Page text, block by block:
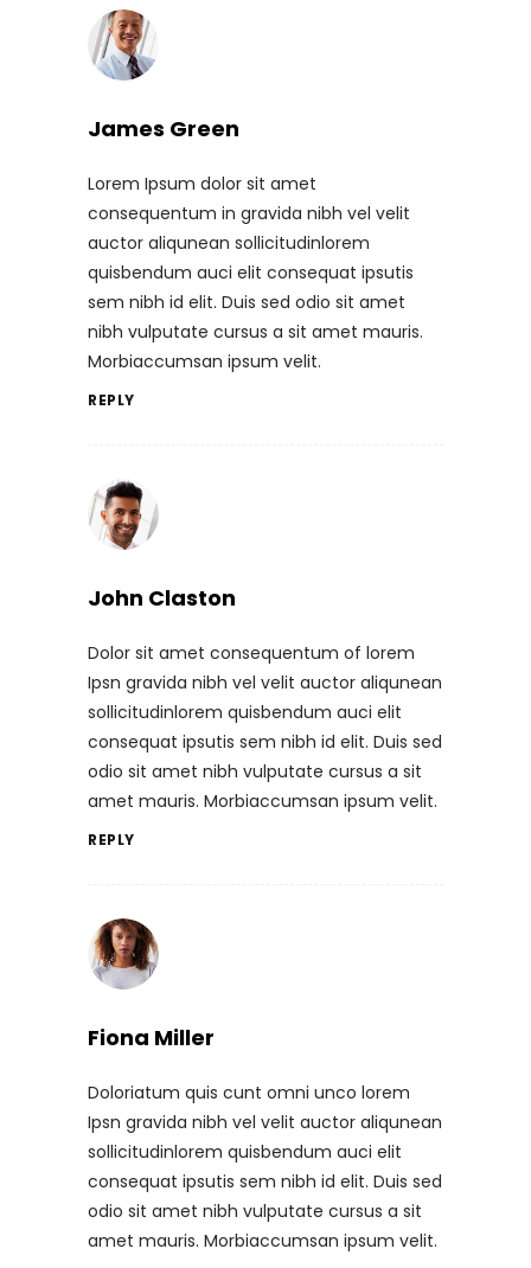
James Green
Lorem Ipsum dolor sit amet
consequentum in gravida nibh vel velit
auctor aliqunean sollicitudinlorem
quisbendum auci elit consequat ipsutis
sem nibh id elit. Duis sed odio sit amet
nibh vulputate cursus a sit amet mauris.
Morbiaccumsan ipsum velit.
REPLY
John Claston
Dolor sit amet consequentum of lorem
Ipsn gravida nibh vel velit auctor aliqunean
sollicitudinlorem quisbendum auci elit
consequat ipsutis sem nibh id elit. Duis sed
odio sit amet nibh vulputate cursus a sit
amet mauris. Morbiaccumsan ipsum velit.
REPLY
Fiona Miller
Doloriatum quis cunt omni unco lorem
Ipsn gravida nibh vel velit auctor aliqunean
sollicitudinlorem quisbendum auci elit
consequat ipsutis sem nibh id elit. Duis sed
odio sit amet nibh vulputate cursus a sit
amet mauris. Morbiaccumsan ipsum velit.